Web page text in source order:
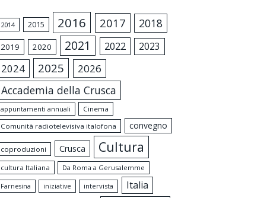
2014 2015 2016 2017 2018
2019 2020 2021 2022 2023
2024 2025 2026
Accademia della Crusca
appuntamenti annuali
Cinema
Comunità radiotelevisiva italofona
convegno
coproduzioni Crusca Cultura
cultura Italiana Da Roma a Gerusalemme
Farnesina iniziative intervista Italia